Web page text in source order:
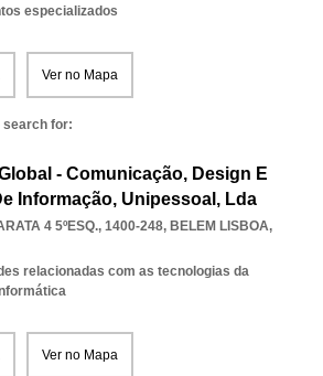
especializados
Ver no Mapa
search for:
- Comunicação, Design E
Informação, Unipessoal, Lda
4 5ºESQ., 1400-248, BELEM LISBOA,
relacionadas com as tecnologias da
Ver no Mapa